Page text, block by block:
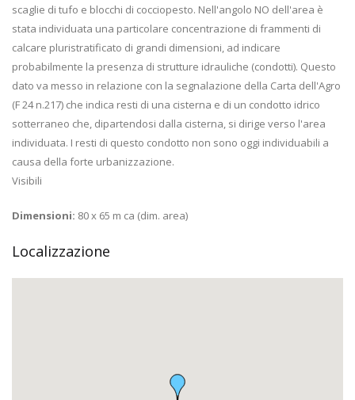
scaglie di tufo e blocchi di cocciopesto. Nell'angolo NO dell'area è
stata individuata una particolare concentrazione di frammenti di
calcare pluristratificato di grandi dimensioni, ad indicare
probabilmente la presenza di strutture idrauliche (condotti). Questo
dato va messo in relazione con la segnalazione della Carta dell'Agro
(F 24 n.217) che indica resti di una cisterna e di un condotto idrico
sotterraneo che, dipartendosi dalla cisterna, si dirige verso l'area
individuata. I resti di questo condotto non sono oggi individuabili a
causa della forte urbanizzazione.
Visibili
Dimensioni: 80 x 65 m ca (dim. area)
Localizzazione